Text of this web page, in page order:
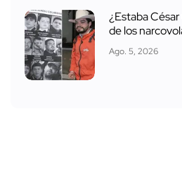
¿Estaba
de los
Ago. 5, 2026